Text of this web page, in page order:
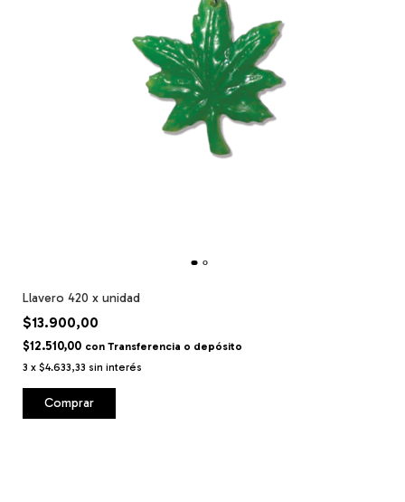
Llavero 420 x unidad
$13.900,00
$12.510,00 con Transferencia o depósito
3 x $4.633,33 sin interés